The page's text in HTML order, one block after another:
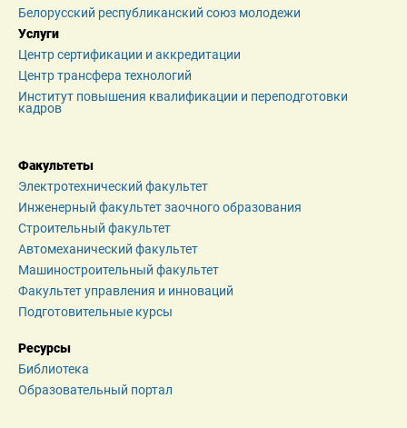
Белорусский республиканский союз молодежи
Услуги
Центр сертификации и аккредитации
Центр трансфера технологий
Институт повышения квалификации и переподготовки
кадров
Факультеты
Электротехнический факультет
Инженерный факультет заочного образования
Строительный факультет
Автомеханический факультет
Машиностроительный факультет
Факультет управления и инноваций
Подготовительные курсы
Ресурсы
Библиотека
Образовательный портал